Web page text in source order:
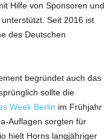
Hilfe von Sponsoren und
Seit 2016 ist
des Deutschen
begründet auch das
sollte die
Week Berlin im Frühjahr
Auflagen sorgten für
hielt Horns langjähriger